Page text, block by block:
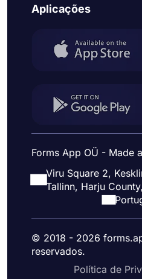
Aplicações
Forms App OÜ - Made
Viru Square 2,
Tallinn, Harju
© 2018 - 2026
reservados.
Política de